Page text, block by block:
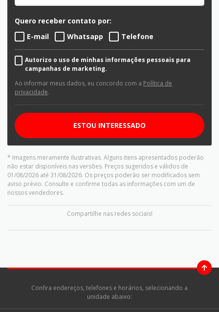
Quero receber contato por:
E-mail
Whatsapp Telefone
Autorizo o uso de minhas informações pessoais para
campanhas de marketing.
Ao informar meus dados, eu concordo com a Política de
privacidade.
ESTOU INTERESSADO
* Imagens meramente ilustrativas. Alguns itens apresentados poderão
não estar disponíveis nas versões. Preços sugeridos e válidos de
01/08/2026 até 31/08/2026. Os preços poderão ser modificados sem
aviso prévio. Consulte e confirme todas as informações com um de
nossos vendedores.
Compartilhe nas redes sociais!
Confira endereços, telefones e horários, selecionando a
unidade abaixo: